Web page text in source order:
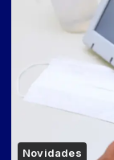
Novidades